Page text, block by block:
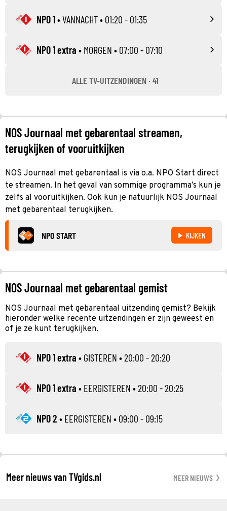
NPO 1•VANNACHT• 01:20 - 01:35
NPO 1 extra • MORGEN • 07:00 - 07:10
ALLE TV-UITZENDINGEN · 41
NOS Journaal met gebarentaal streamen,
terugkijken of vooruitkijken
NOS Journaal met gebarentaal is via o.a. NPO Start direct
te streamen. In het geval van sommige programma’s kun je
zelfs al vooruitkijken. Ook kun je natuurlijk NOS Journaal
met gebarentaal terugkijken.
NPO START KIJKEN
NOS Journaal met gebarentaal gemist
NOS Journaal met gebarentaal uitzending gemist? Bekijk
hieronder welke recente uitzendingen er zijn geweest en
of je ze kunt terugkijken.
NPO 1 extra • GISTEREN • 20:00 - 20:20
NPO 1 extra • EERGISTEREN • 20:00 - 20:25
NPO 2 • EERGISTEREN • 09:00 - 09:15
Meer nieuws van TVgids.nl MEER NIEUWS